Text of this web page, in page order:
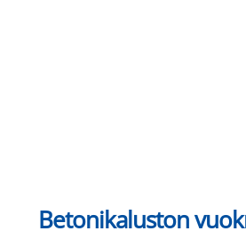
Betonikaluston